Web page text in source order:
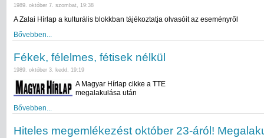
1989. október 7. szombat, 19:38
A Zalai Hírlap a kulturális blokkban tájékoztatja olvasóit az eseményről
Bővebben...
Fékek, félelmes, fétisek nélkül
1989. október 3. kedd, 19:19
A Magyar Hírlap cikke a TTE
megalakulása után
Bővebben...
Hiteles megemlékezést október 23-áról!